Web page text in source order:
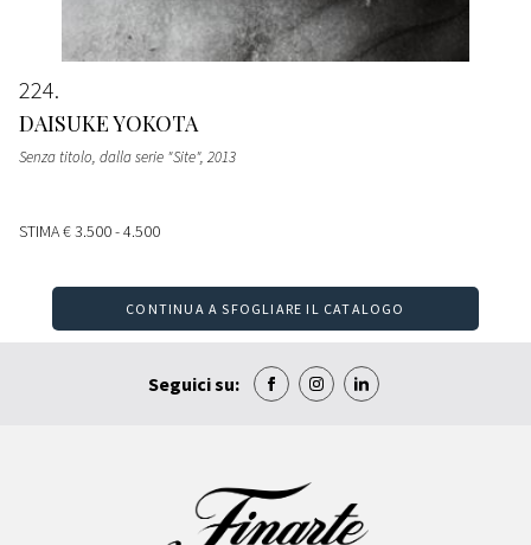
224
DAISUKE YOKOTA
Senza titolo, dalla serie "Site", 2013
STIMA€ 3.500 - 4.500
CONTINUA A SFOGLIARE IL CATALOGO
Seguici su: